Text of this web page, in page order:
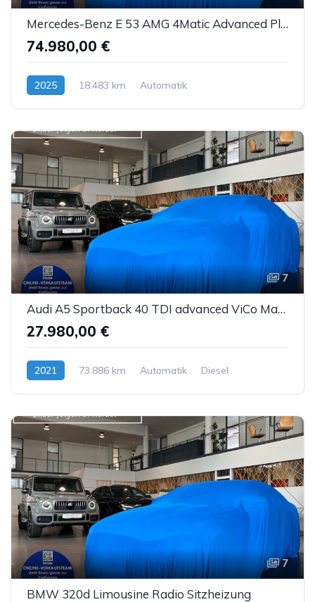
Mercedes-Benz E 53 AMG 4Matic Advanced Plus NightP DTR AHK 20"
74.980,00 €
2025 18.483 km
Automatik
7
Audi A5 Sportback 40 TDI advanced ViCo Matrix Kamera
27.980,00 €
2021 73.886 km Automatik Diesel
7
BMW 320d Limousine Radio Sitzheizung